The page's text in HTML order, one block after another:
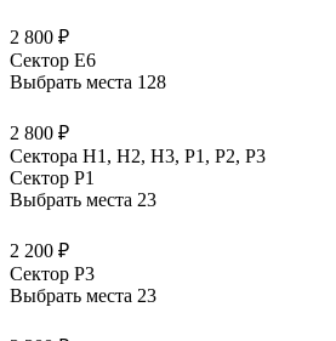
2 800 ₽
Сектор E6
Выбрать места 128
2 800 ₽
Сектора Н1, Н2, Н3, Р1, Р2, Р3
Сектор P1
Выбрать места 23
2 200 ₽
Сектор P3
Выбрать места 23